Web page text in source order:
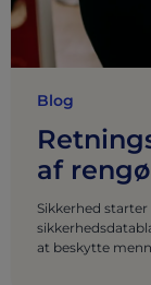
Blog
af
Sikkerhed
at beskytte